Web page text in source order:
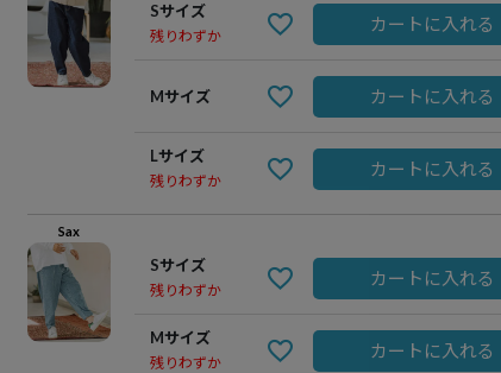
Blue
Sサイズ
残りわずか
カートに入れる
Mサイズ カートに入れる
Lサイズ
残りわずか
カートに入れる
Sax
Sサイズ
残りわずか
カートに入れる
Mサイズ
残りわずか
カートに入れる